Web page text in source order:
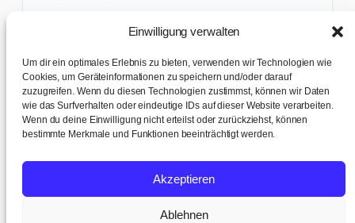
Einwilligung verwalten
Um dir ein optimales Erlebnis zu bieten, verwenden wir Technologien wie
Cookies, um Geräteinformationen zu speichern und/oder darauf
zuzugreifen. Wenn du diesen Technologien zustimmst, können wir Daten
wie das Surfverhalten oder eindeutige IDs auf dieser Website verarbeiten.
Wenn du deine Einwilligung nicht erteilst oder zurückziehst, können
bestimmte Merkmale und Funktionen beeinträchtigt werden.
Akzeptieren
Ablehnen
Sichere dir exklusive Angebote und praktische
Baustellen-Tipps direkt in dein Postfach.
✉ Zur Anmeldung
Versand & Abholung|Cookie-Richtlinie